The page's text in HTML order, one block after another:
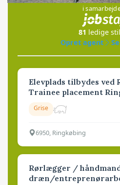
i
81 ledige
Opret agent
Elevplads tilbydes
Trainee placement
Grise
6950, Ringkøbing
Rørlægger /
dræn/